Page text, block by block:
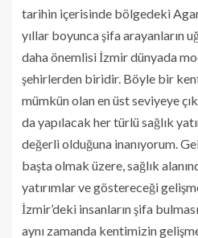
tarihin içerisinde bölgedeki
yıllar boyunca şifa arayanların
daha önemlisi İzmir dünyada
şehirlerden biridir. Böyle bir
mümkün olan en üst seviyeye
da yapılacak her türlü sağlık
değerli olduğuna inanıyorum.
başta olmak üzere, sağlık
yatırımlar ve göstereceği
İzmir’deki insanların şifa
aynı zamanda kentimizin